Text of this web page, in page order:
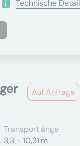
Technische
Auf Anfrage
Transportlänge
3,3 - 10,31 m